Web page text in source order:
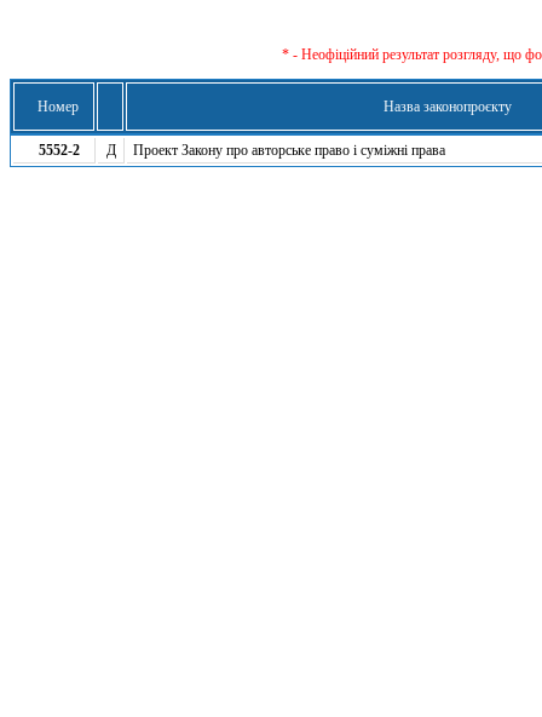
* - Неофіційний результат розгляду, що
Номер Назва законопроєкту
5552-2 Д Проект Закону про авторське право і суміжні права